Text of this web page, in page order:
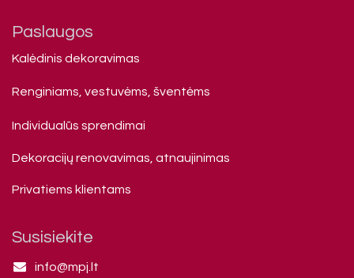
Paslaugos
Kalėdinis dekoravimas
Renginiams, vestuvėms, šventėms
Individualūs sprendimai
Dekoracijų renovavimas, atnaujinimas
Privatiems klienta​ms
Susisiekite
info@mpj.lt